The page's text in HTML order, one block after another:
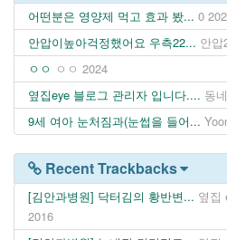
어떤분은 영양제 먹고 효과 봤... 0
안압이높아걱정했어요 우측22... 안압
ㅇㅇ ㅇㅇ 2024
옆집eye 블로그 관리자 입니다.... 동
9세 여아 눈처짐과(눈썹을 들어...
Recent Trackbacks
[김안과병원] 닥터김의 황반변... 옆집
2016